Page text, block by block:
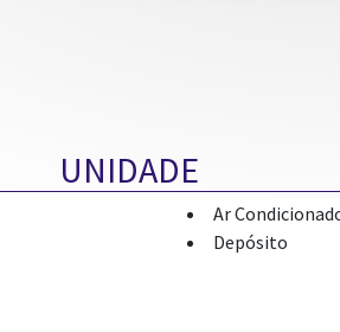
UNIDADE
Ar
Depósito